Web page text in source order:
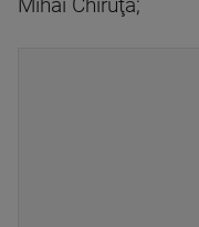
Mihai Chiruţă;